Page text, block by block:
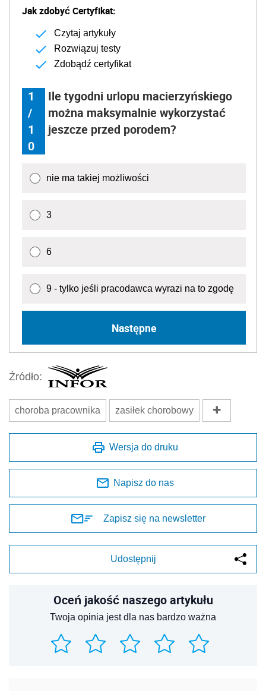
Jak zdobyć Certyfikat:
Czytaj artykuły
Rozwiązuj testy
Zdobądź certyfikat
1
/
1
0
Ile tygodni urlopu macierzyńskiego
można maksymalnie wykorzystać
jeszcze przed porodem?
nie ma takiej możliwości
3
6
9 - tylko jeśli pracodawca wyrazi na to zgodę
Następne
Źródło:
choroba pracownika zasiłek chorobowy
Wersja do druku
Napisz do nas
Zapisz się na newsletter
Udostępnij
Oceń jakość naszego artykułu
Twoja opinia jest dla nas bardzo ważna